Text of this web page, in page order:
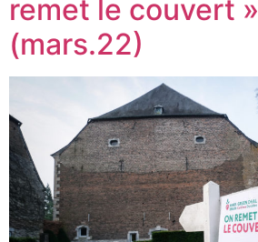
remet le couvert »
(mars.22)